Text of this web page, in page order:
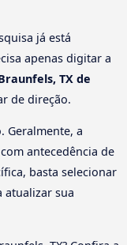
já está
apenas digitar a
TX de
de direção.
Geralmente, a
antecedência de
basta selecionar
atualizar sua